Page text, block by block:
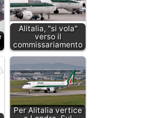
Alitalia, "si vola"
verso il
commissariamento
Per Alitalia vertice